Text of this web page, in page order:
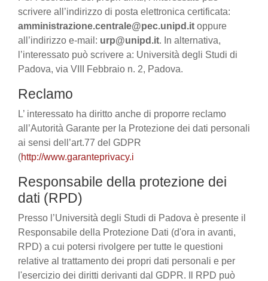
scrivere all’indirizzo di posta elettronica certificata:
amministrazione.centrale@pec.unipd.it oppure
all’indirizzo e-mail: urp@unipd.it. In alternativa,
l’interessato può scrivere a: Università degli Studi di
Padova, via VIII Febbraio n. 2, Padova.
Reclamo
L’ interessato ha diritto anche di proporre reclamo
all’Autorità Garante per la Protezione dei dati personali
ai sensi dell’art.77 del GDPR
(http://www.garanteprivacy.i
Responsabile della protezione dei
dati (RPD)
Presso l’Università degli Studi di Padova è presente il
Responsabile della Protezione Dati (d'ora in avanti,
RPD) a cui potersi rivolgere per tutte le questioni
relative al trattamento dei propri dati personali e per
l'esercizio dei diritti derivanti dal GDPR. Il RPD può